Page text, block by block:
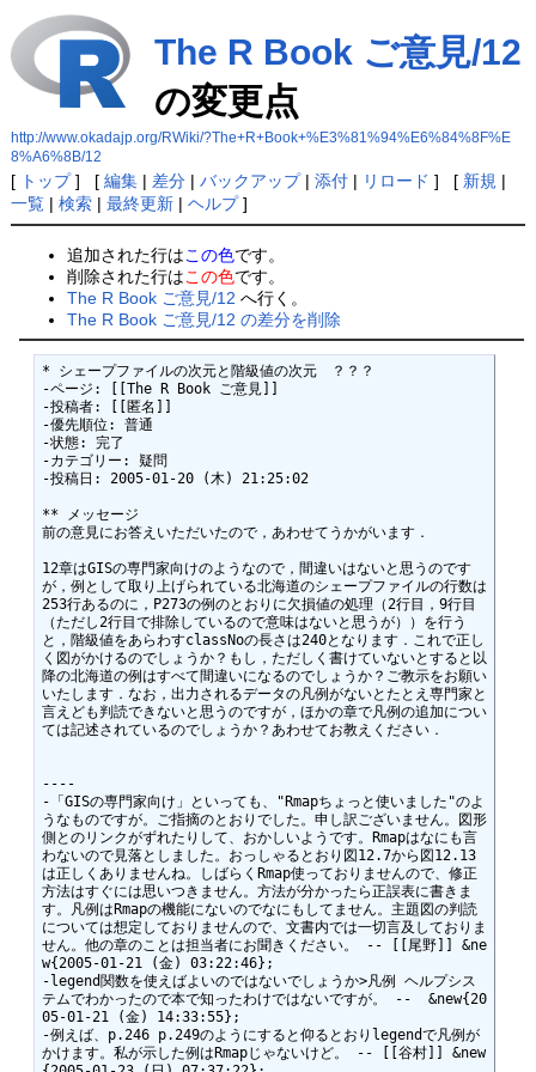
The R Book ご意見/12
の変更点
http://www.okadajp.org/RWiki/?The+R+Book+%E3%81%94%E6%84%8F%E
8%A6%8B/12
[ トップ] [ 編集| 差分| バックアップ| 添付| リロード ] [ 新規 |
一覧| 検索| 最終更新| ヘルプ]
追加された行はこの色です。
削除された行はこの色です。
The R Book ご意見/12 へ行く。
The R Book ご意見/12 の差分を削除
* シェープファイルの次元と階級値の次元　？？？
-ページ: [[The R Book ご意見]]
-投稿者: [[匿名]]
-優先順位: 普通
-状態: 完了
-カテゴリー: 疑問
-投稿日: 2005-01-20 (木) 21:25:02
** メッセージ
前の意見にお答えいただいたので，あわせてうかがいます．
12章はGISの専門家向けのようなので，間違いはないと思うのです
が，例として取り上げられている北海道のシェープファイルの行数は
253行あるのに，P273の例のとおりに欠損値の処理（2行目，9行目
（ただし2行目で排除しているので意味はないと思うが））を行う
と，階級値をあらわすclassNoの長さは240となります．これで正し
く図がかけるのでしょうか？もし，ただしく書けていないとすると以
降の北海道の例はすべて間違いになるのでしょうか？ご教示をお願い
いたします．なお，出力されるデータの凡例がないとたとえ専門家と
言えども判読できないと思うのですが，ほかの章で凡例の追加につい
ては記述されているのでしょうか？あわせてお教えください．
----
-「GISの専門家向け」といっても、"Rmapちょっと使いました"のよ
うなものですが。ご指摘のとおりでした。申し訳ございません。図形
側とのリンクがずれたりして、おかしいようです。Rmapはなにも言
わないので見落としました。おっしゃるとおり図12.7から図12.13
は正しくありませんね。しばらくRmap使っておりませんので、修正
方法はすぐには思いつきません。方法が分かったら正誤表に書きま
す。凡例はRmapの機能にないのでなにもしてません。主題図の判読
については想定しておりませんので、文書内では一切言及しておりま
せん。他の章のことは担当者にお聞きください。 -- [[尾野]] &ne
w{2005-01-21 (金) 03:22:46};
-legend関数を使えばよいのではないでしょうか>凡例 ヘルプシス
テムでわかったので本で知ったわけではないですが。 --  &new{20
05-01-21 (金) 14:33:55};
-例えば、p.246 p.249のようにすると仰るとおりlegendで凡例が
かけます。私が示した例はRmapじゃないけど。 -- [[谷村]] &new